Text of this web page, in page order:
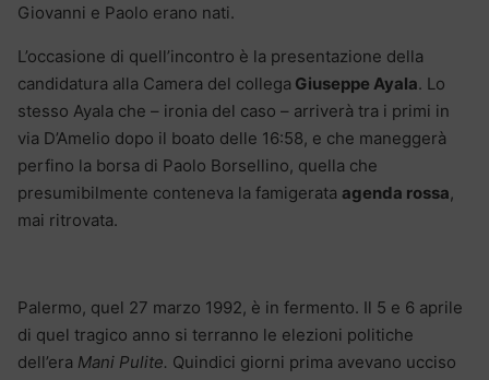
Giovanni e Paolo erano nati.
L’occasione di quell’incontro è la presentazione della
candidatura alla Camera del collega Giuseppe Ayala. Lo
stesso Ayala che – ironia del caso – arriverà tra i primi in
via D’Amelio dopo il boato delle 16:58, e che maneggerà
perfino la borsa di Paolo Borsellino, quella che
presumibilmente conteneva la famigerata agenda rossa,
mai ritrovata.
Palermo, quel 27 marzo 1992, è in fermento. Il 5 e 6 aprile
di quel tragico anno si terranno le elezioni politiche
dell’era Mani Pulite. Quindici giorni prima avevano ucciso